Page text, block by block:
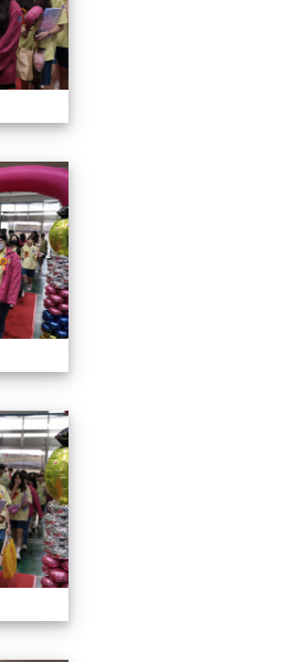
114年畢業典禮
114年畢業典禮